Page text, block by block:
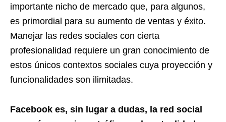
importante nicho de mercado que, para algunos,
es primordial para su aumento de ventas y éxito.
Manejar las redes sociales con cierta
profesionalidad requiere un gran conocimiento de
estos únicos contextos sociales cuya proyección y
funcionalidades son ilimitadas.
Facebook es, sin lugar a dudas, la red social